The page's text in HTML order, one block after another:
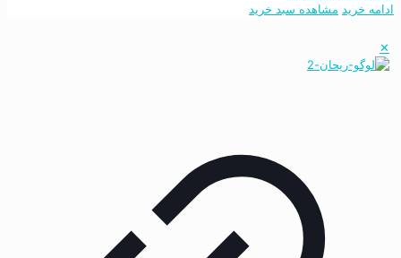
ادامه خرید مشاهده سبد خرید
✕